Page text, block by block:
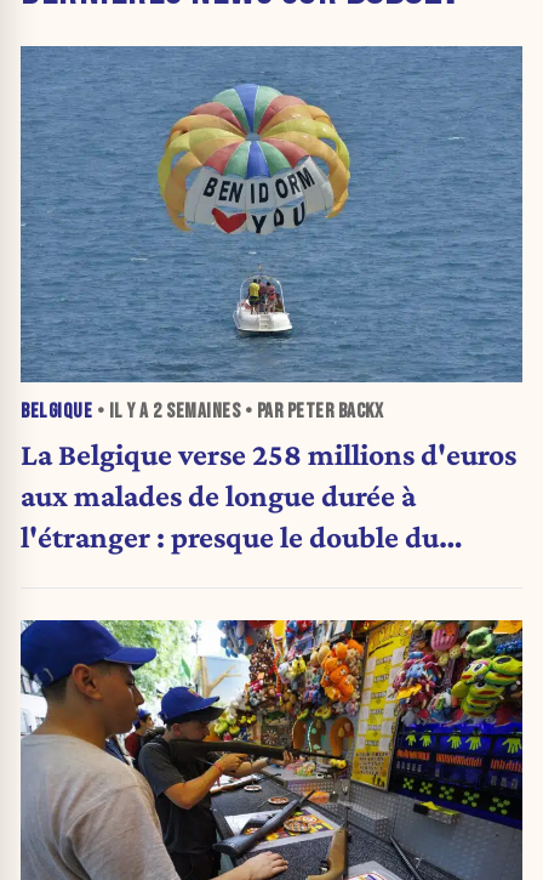
BELGIQUE • IL Y A 2 SEMAINES• PAR PETER BACKX
La Belgique verse 258 millions d'euros
aux malades de longue durée à
l'étranger : presque le double du